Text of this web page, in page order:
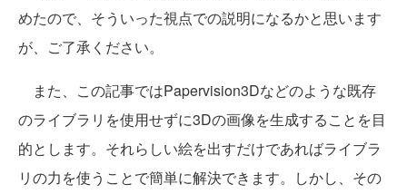
めたので、そういった視点での説明になるかと思います
が、ご了承ください。
また、この記事ではPapervision3Dなどのような既存
のライブラリを使用せずに3Dの画像を生成することを目
的とします。それらしい絵を出すだけであればライブラ
リの力を使うことで簡単に解決できます。しかし、その